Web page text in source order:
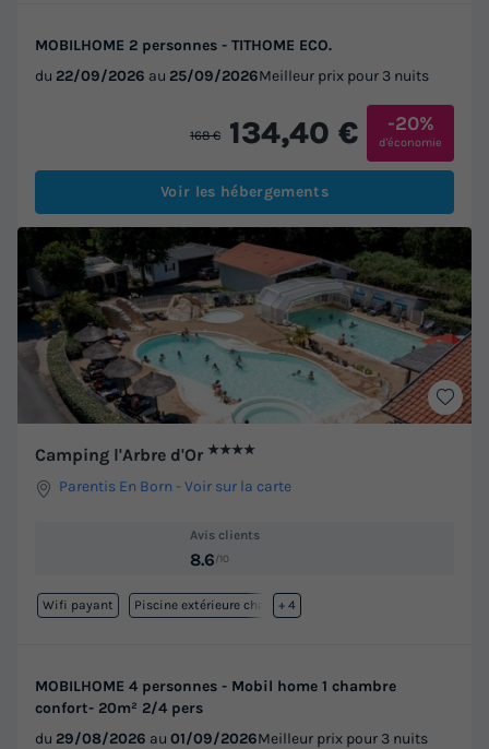
MOBILHOME 2 personnes - TITHOME ECO.
du 22/09/2026 au 25/09/2026Meilleur prix pour 3 nuits
168 € 134,40 € -20%
d'économie
Voir les hébergements
Camping l'Arbre d'Or ★★★★
Parentis En Born -Voir sur la carte
Avis clients
8.6/10
Wifi payant Piscine extérieure chauffée
+ 4
MOBILHOME 4 personnes - Mobil home 1 chambre
confort- 20m² 2/4 pers
du 29/08/2026 au 01/09/2026Meilleur prix pour 3 nuits